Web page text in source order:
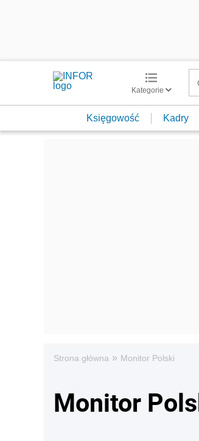
Kategorie
Księgowość Kadry
Strona główna » Monitor Polski
Monitor